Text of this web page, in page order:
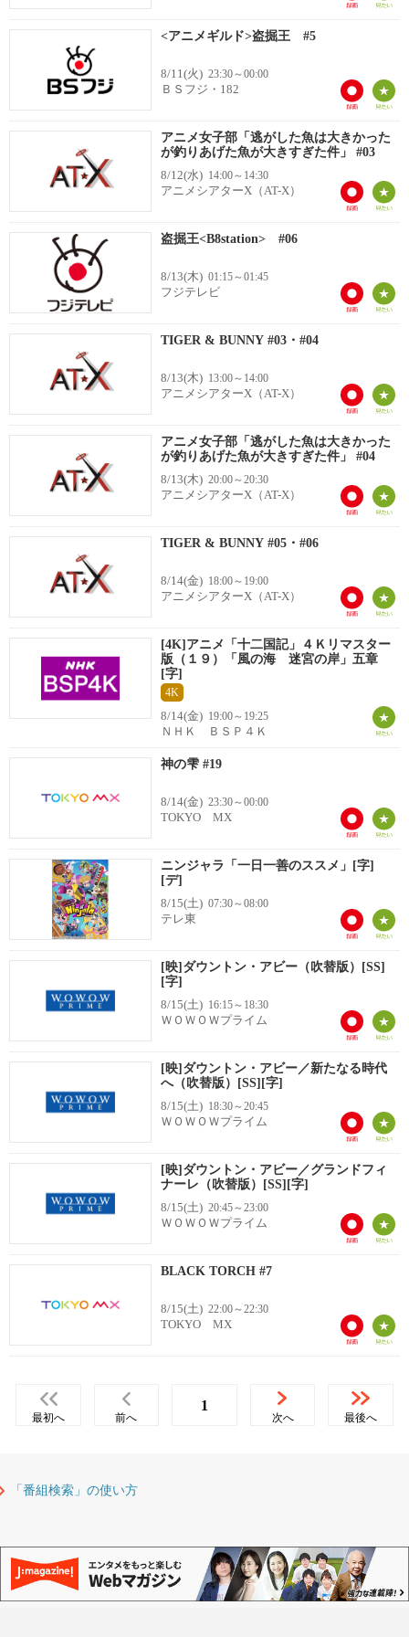
<アニメギルド>盗掘王 #5
8/11(火) 23:30～00:00
ＢＳフジ・182
アニメ女子部「逃がした魚は大きかった
が釣りあげた魚が大きすぎた件」 #03
8/12(水) 14:00～14:30
アニメシアターX（AT-X）
盗掘王<B8station> #06
8/13(木) 01:15～01:45
フジテレビ
TIGER & BUNNY #03・#04
8/13(木) 13:00～14:00
アニメシアターX（AT-X）
アニメ女子部「逃がした魚は大きかった
が釣りあげた魚が大きすぎた件」 #04
8/13(木) 20:00～20:30
アニメシアターX（AT-X）
TIGER & BUNNY #05・#06
8/14(金) 18:00～19:00
アニメシアターX（AT-X）
[4K]アニメ「十二国記」４Ｋリマスター
版（１９）「風の海 迷宮の岸」五章
[字]
4K
8/14(金) 19:00～19:25
ＮＨＫ ＢＳＰ４Ｋ
神の雫 #19
8/14(金) 23:30～00:00
TOKYO MX
ニンジャラ「一日一善のススメ」[字]
[デ]
8/15(土) 07:30～08:00
テレ東
[映]ダウントン・アビー（吹替版）[SS]
[字]
8/15(土) 16:15～18:30
ＷＯＷＯＷプライム
[映]ダウントン・アビー／新たなる時代
へ（吹替版）[SS][字]
8/15(土) 18:30～20:45
ＷＯＷＯＷプライム
[映]ダウントン・アビー／グランドフィ
ナーレ（吹替版）[SS][字]
8/15(土) 20:45～23:00
ＷＯＷＯＷプライム
BLACK TORCH #7
8/15(土) 22:00～22:30
TOKYO MX
最初へ 前へ
1
次へ 最後へ
「番組検索」の使い方